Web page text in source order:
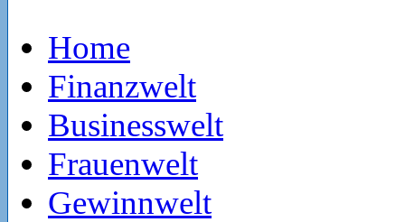
Home
Finanzwelt
Businesswelt
Frauenwelt
Gewinnwelt